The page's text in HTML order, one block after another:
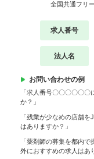
全国共通フリ
求人番号
法人名
お問い合わせの例
「求人番号〇〇〇〇〇
か？」
「残業が少なめの店舗
はありますか？」
「薬剤師の募集を都内
外におすすめの求人はあ